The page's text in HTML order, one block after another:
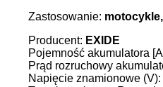
Zastosowanie:
Producent: EXIDE
Pojemność akumulatora
Prąd rozruchowy
Napięcie znamionowe (V):